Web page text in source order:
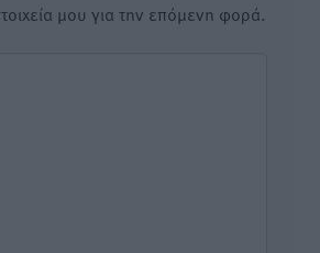
μου για την επόμενη φορά.